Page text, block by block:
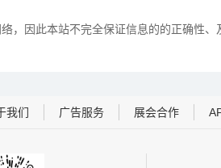
，因此本站不完全保证信息的的正确性
我们 广告服务 展会合作